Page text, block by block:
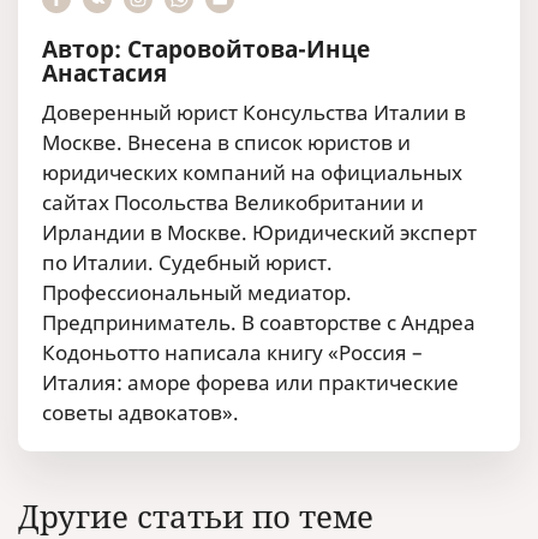
Автор: Старовойтова-Инце
Анастасия
Доверенный юрист Консульства Италии в
Москве. Внесена в список юристов и
юридических компаний на официальных
сайтах Посольства Великобритании и
Ирландии в Москве. Юридический эксперт
по Италии. Судебный юрист.
Профессиональный медиатор.
Предприниматель. В соавторстве с Андреа
Кодоньотто написала книгу «Россия –
Италия: аморе форева или практические
советы адвокатов».
Другие статьи по теме